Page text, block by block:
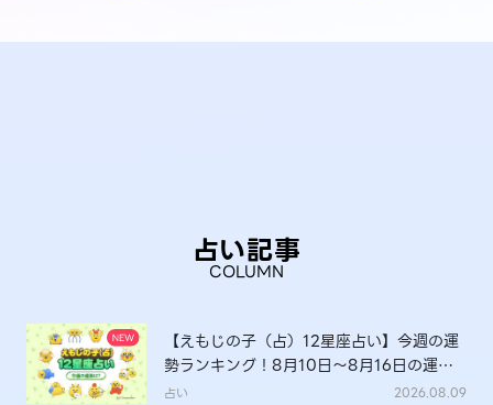
占い記事
COLUMN
【えもじの子（占）12星座占い】今週の運
勢ランキング！8月10日～8月16日の運勢
は？
占い 2026.08.09